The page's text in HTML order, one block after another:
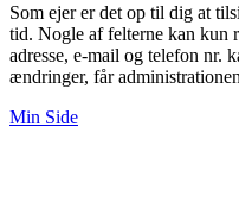
Som ejer er det op til dig at
tid. Nogle af felterne kan kun
adresse, e-mail og telefon nr.
ændringer, får
Min Side